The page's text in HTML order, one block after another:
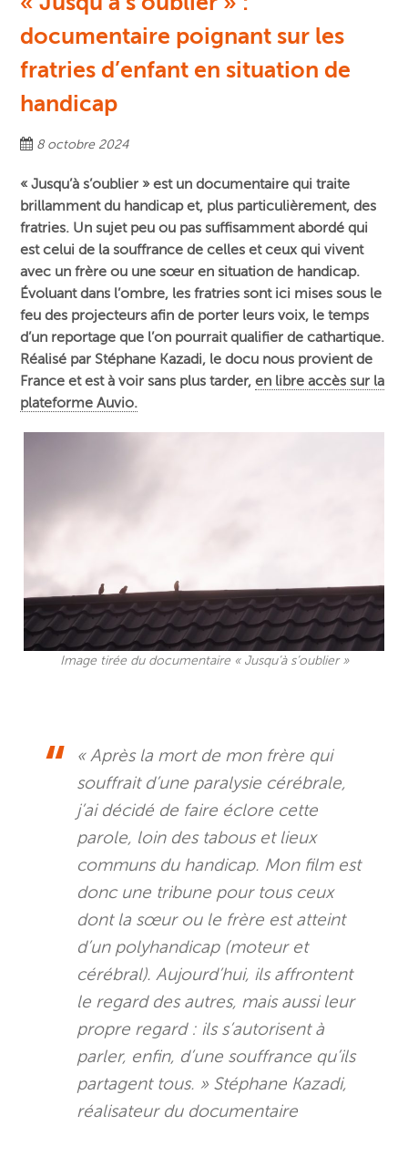
documentaire poignant sur les
fratries d’enfant en situation de
handicap
8 octobre 2024
« Jusqu’à s’oublier » est un documentaire qui traite
brillamment du handicap et, plus particulièrement, des
fratries. Un sujet peu ou pas suffisamment abordé qui
est celui de la souffrance de celles et ceux qui vivent
avec un frère ou une sœur en situation de handicap.
Évoluant dans l’ombre, les fratries sont ici mises sous le
feu des projecteurs afin de porter leurs voix, le temps
d’un reportage que l’on pourrait qualifier de cathartique.
Réalisé par Stéphane Kazadi, le docu nous provient de
France et est à voir sans plus tarder,en libre accès sur la
plateforme Auvio.
Image tirée du documentaire « Jusqu’à s’oublier »
« Après la mort de mon frère qui
souffrait d’une paralysie cérébrale,
j’ai décidé de faire éclore cette
parole, loin des tabous et lieux
communs du handicap. Mon film est
donc une tribune pour tous ceux
dont la sœur ou le frère est atteint
d’un polyhandicap (moteur et
cérébral). Aujourd’hui, ils affrontent
le regard des autres, mais aussi leur
propre regard : ils s’autorisent à
parler, enfin, d’une souffrance qu’ils
partagent tous. » Stéphane Kazadi,
réalisateur du documentaire